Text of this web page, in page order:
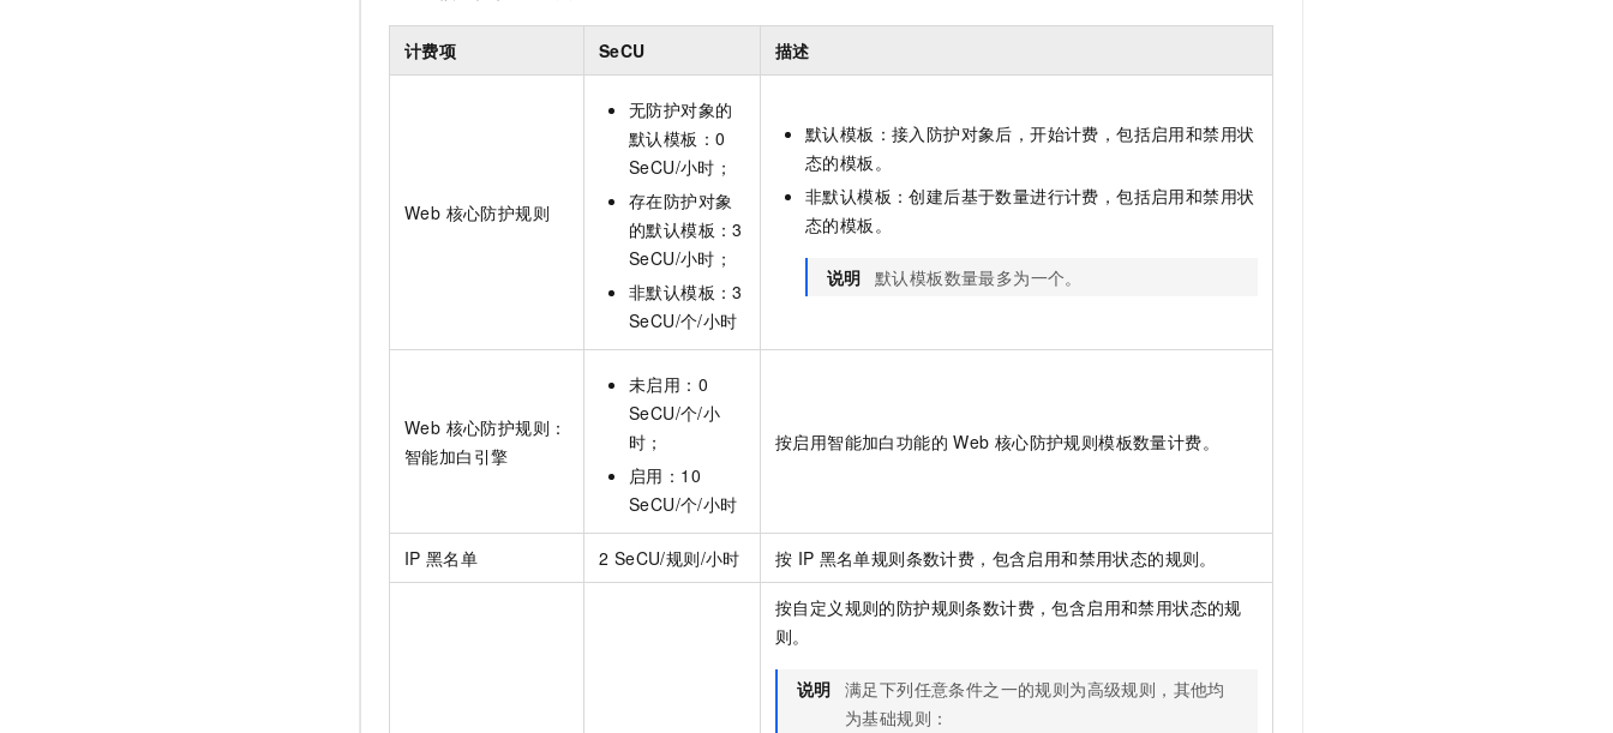
计费项 SeCU 描述
Web 核心防护规则
无防护对象的
默认模板：0
SeCU/小时；
存在防护对象
的默认模板：3
SeCU/小时；
非默认模板：3
SeCU/个/小时
默认模板：接入防护对象后，开始计费，包括启用和禁用状
态的模板。
非默认模板：创建后基于数量进行计费，包括启用和禁用状
态的模板。
说明 默认模板数量最多为一个。
Web 核心防护规则：
智能加白引擎
未启用：0
SeCU/个/小
时；
启用：10
SeCU/个/小时
按启用智能加白功能的 Web 核心防护规则模板数量计费。
IP 黑名单 2 SeCU/规则/小时 按 IP 黑名单规则条数计费，包含启用和禁用状态的规则。
按自定义规则的防护规则条数计费，包含启用和禁用状态的规
则。
说明 满足下列任意条件之一的规则为高级规则，其他均
为基础规则：